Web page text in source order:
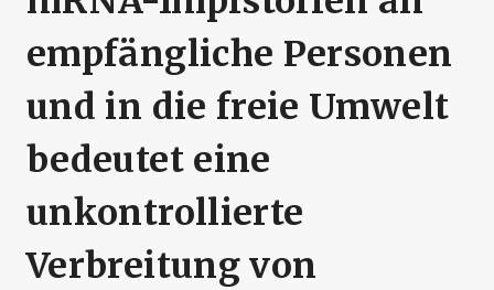
empfängliche Personen
und in die freie Umwelt
bedeutet eine
unkontrollierte
Verbreitung von